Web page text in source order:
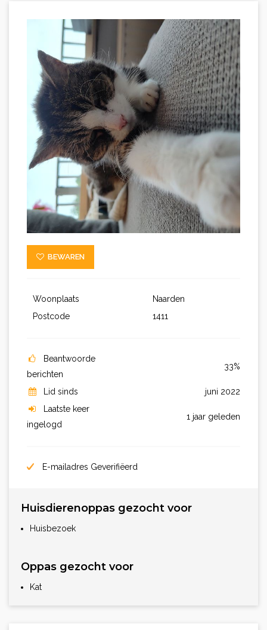
BEWAREN
Woonplaats
Naarden
Postcode
1411
Beantwoorde
berichten
33%
Lid sinds
juni 2022
Laatste keer
ingelogd
1 jaar geleden
E-mailadres Geverifiëerd
Huisdierenoppas gezocht voor
Huisbezoek
Oppas gezocht voor
Kat